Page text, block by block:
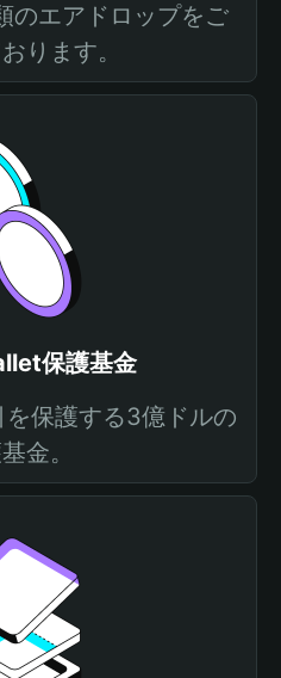
のエアドロップをご
ります。
保護基金
保護する3億ドルの
金。